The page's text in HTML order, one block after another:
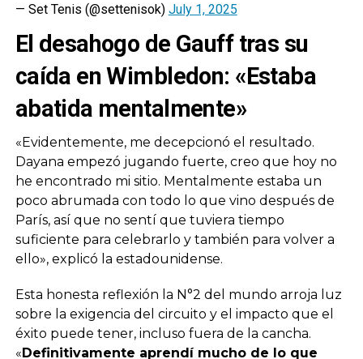
— Set Tenis (@settenisok) July 1, 2025
El desahogo de Gauff tras su
caída en Wimbledon: «Estaba
abatida mentalmente»
«Evidentemente, me decepcionó el resultado.
Dayana empezó jugando fuerte, creo que hoy no
he encontrado mi sitio. Mentalmente estaba un
poco abrumada con todo lo que vino después de
París, así que no sentí que tuviera tiempo
suficiente para celebrarlo y también para volver a
ello», explicó la estadounidense.
Esta honesta reflexión la N°2 del mundo arroja luz
sobre la exigencia del circuito y el impacto que el
éxito puede tener, incluso fuera de la cancha.
«Definitivamente aprendí mucho de lo que